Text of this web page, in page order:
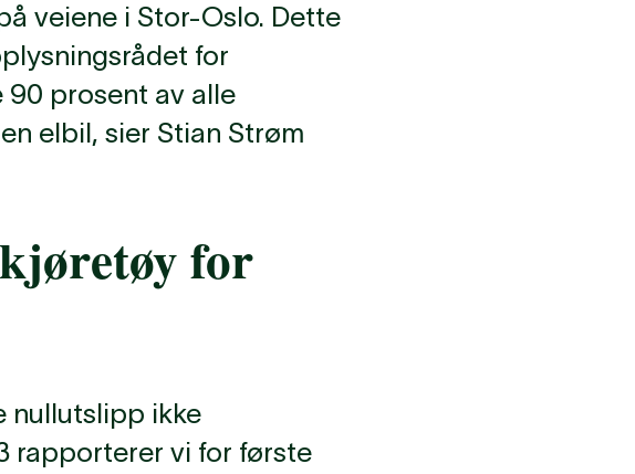
veiene i Stor-Oslo. Dette
for
90 prosent av alle
elbil, sier Stian Strøm
for
nullutslipp ikke
rapporterer vi for første